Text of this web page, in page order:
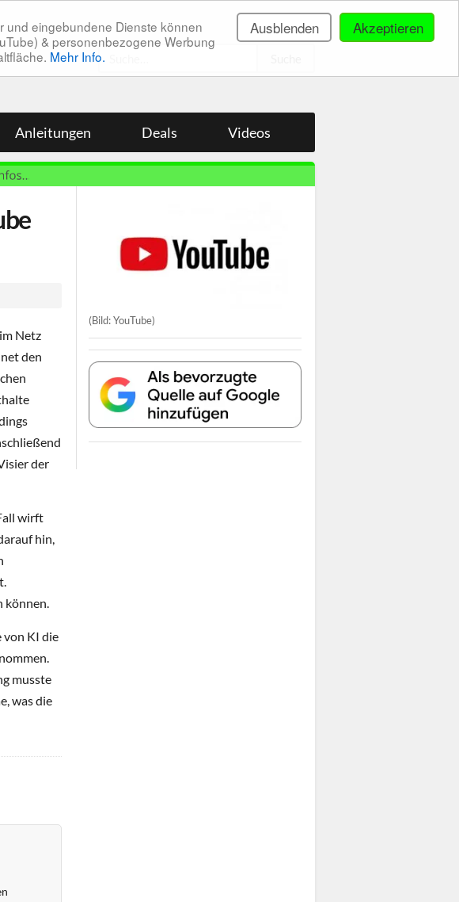
Akzeptieren
Ausblenden
und eingebundene Dienste können
& personenbezogene Werbung
Mehr Info.
Anleitungen Deals Videos
Netz
den
der
wirft
hin,
können.
von KI die
musste
was die
(Bild: YouTube)